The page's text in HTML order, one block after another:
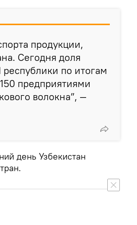
продукции,
Сегодня доля
по итогам
предприятиями
волокна”, —
день Узбекистан